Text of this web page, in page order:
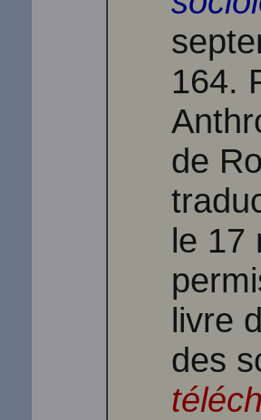
164.
de
le 17
livre
des